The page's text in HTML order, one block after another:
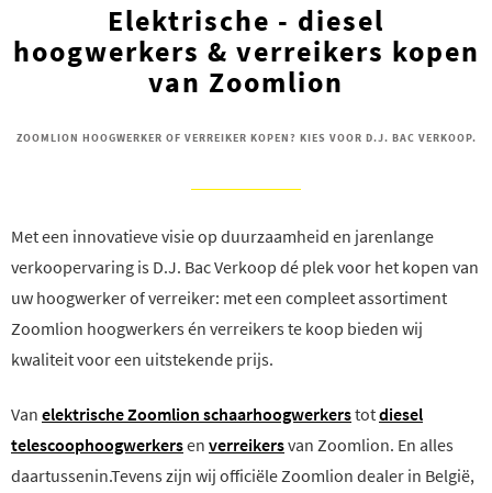
Elektrische - diesel
hoogwerkers & verreikers kopen
van Zoomlion
ZOOMLION HOOGWERKER OF VERREIKER KOPEN? KIES VOOR D.J. BAC VERKOOP.
Met een innovatieve visie op duurzaamheid en jarenlange
verkoopervaring is D.J. Bac Verkoop dé plek voor het kopen van
uw hoogwerker of verreiker: met een compleet assortiment
Zoomlion hoogwerkers én verreikers te koop bieden wij
kwaliteit voor een uitstekende prijs.
Van elektrische Zoomlion schaarhoogwerkerstotdiesel
telescoophoogwerkersen verreikersvan Zoomlion. En alles
daartussenin.Tevens zijn wij officiële Zoomlion dealer in België,